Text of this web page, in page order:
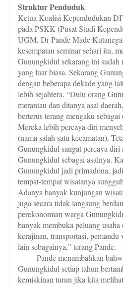
Struktur Penduduk
Ketua Koalisi Kependudukan
pada PSKK (Pusat Studi
UGM, Dr Pande Made
kesempatan seminar sehari itu,
Gunungkidul sekarang ini sudah
yang luar biasa. Sekarang
dengan beberapa dekade yang
lebih sejahtera. “Dulu orang
merantau dan ditanya asal
berterus terang mengaku
Mereka lebih percaya diri
(nama salah satu kecamatan).
Gunungkidul sangat percaya diri
Gunungkidul sebagai asalnya.
Gunungkidul jadi primadona,
tempat-tempat wisatanya
Adanya banyak kunjungan
juga secara tidak langsung
perekonomian warga
banyak membuka peluang
kerajinan, transportasi, pemandu
lain sebagainya,” terang Pande.
Pande menambahkan
Gunungkidul setiap tahun
kemiskinan turun jika kita